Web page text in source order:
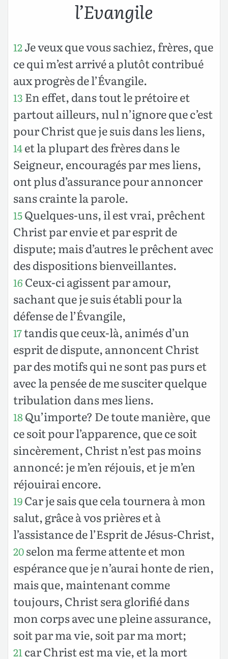
l’Evangile
12Je veux que vous sachiez, frères, que
ce qui m’est arrivé a plutôt contribué
aux progrès de l’Évangile.
13 En effet, dans tout le prétoire et
partout ailleurs, nul n’ignore que c’est
pour Christ que je suis dans les liens,
14et la plupart des frères dans le
Seigneur, encouragés par mes liens,
ont plus d’assurance pour annoncer
sans crainte la parole.
15Quelques-uns, il est vrai, prêchent
Christ par envie et par esprit de
dispute; mais d’autres le prêchent avec
des dispositions bienveillantes.
16 Ceux-ci agissent par amour,
sachant que je suis établi pour la
défense de l’Évangile,
17tandis que ceux-là, animés d’un
esprit de dispute, annoncent Christ
par des motifs qui ne sont pas purs et
avec la pensée de me susciter quelque
tribulation dans mes liens.
18Qu’importe? De toute manière, que
ce soit pour l’apparence, que ce soit
sincèrement, Christ n’est pas moins
annoncé: je m’en réjouis, et je m’en
réjouirai encore.
19Car je sais que cela tournera à mon
salut, grâce à vos prières et à
l’assistance de l’Esprit de Jésus-Christ,
20selon ma ferme attente et mon
espérance que je n’aurai honte de rien,
mais que, maintenant comme
toujours, Christ sera glorifié dans
mon corps avec une pleine assurance,
soit par ma vie, soit par ma mort;
21 car Christ est ma vie, et la mort